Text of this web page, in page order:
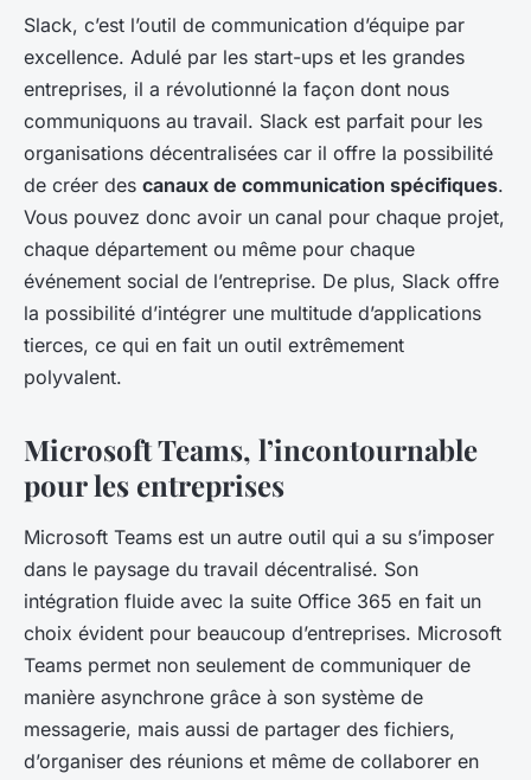
Slack, c’est l’outil de communication d’équipe par
excellence. Adulé par les start-ups et les grandes
entreprises, il a révolutionné la façon dont nous
communiquons au travail. Slack est parfait pour les
organisations décentralisées car il offre la possibilité
de créer des canaux de communication spécifiques.
Vous pouvez donc avoir un canal pour chaque projet,
chaque département ou même pour chaque
événement social de l’entreprise. De plus, Slack offre
la possibilité d’intégrer une multitude d’applications
tierces, ce qui en fait un outil extrêmement
polyvalent.
Microsoft Teams, l’incontournable
pour les entreprises
Microsoft Teams est un autre outil qui a su s’imposer
dans le paysage du travail décentralisé. Son
intégration fluide avec la suite Office 365 en fait un
choix évident pour beaucoup d’entreprises. Microsoft
Teams permet non seulement de communiquer de
manière asynchrone grâce à son système de
messagerie, mais aussi de partager des fichiers,
d’organiser des réunions et même de collaborer en